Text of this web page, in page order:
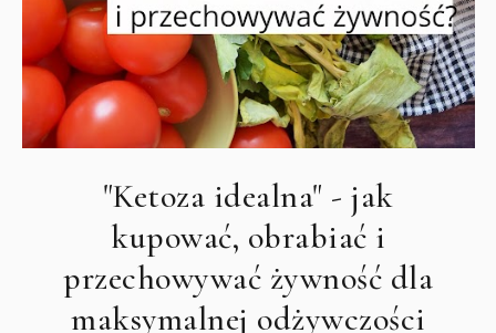
"Ketoza idealna" - jak
kupować, obrabiać i
przechowywać żywność dla
maksymalnej odżywczości